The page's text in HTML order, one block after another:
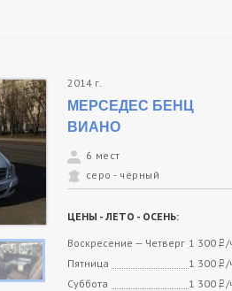
2014 г.
МЕРСЕДЕС БЕНЦ
ВИАНО
6 мест
серо - чёрный
ЦЕНЫ - ЛЕТО - ОСЕНЬ:
Воскресение — Четверг 1 300
/
Пятница
1 300
/
Суббота
1 300 /